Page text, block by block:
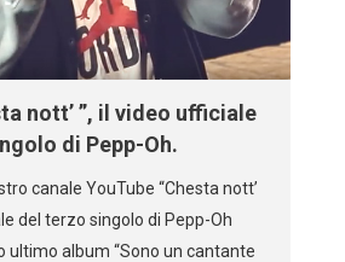
nott’ ”, il video ufficiale
di Pepp-Oh.
canale YouTube “Chesta nott’
del terzo singolo di Pepp-Oh
ultimo album “Sono un cantante